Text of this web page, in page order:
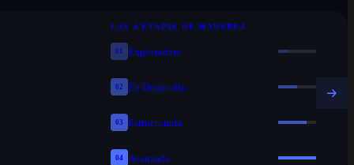
LAS 4 ETAPAS DE MADUREZ
01 Exploradora
02 En Desarrollo
03 Estructurada
04 Avanzada